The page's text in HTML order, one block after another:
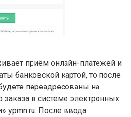
приём онлайн-платежей и
банковской картой, то после
переадресованы на
заказа в системе электронных
ypmn.ru. После ввода